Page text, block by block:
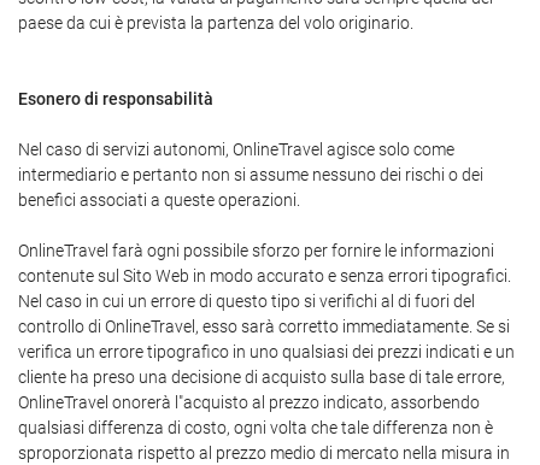
paese da cui è prevista la partenza del volo originario.
Esonero di responsabilità
Nel caso di servizi autonomi, OnlineTravel agisce solo come
intermediario e pertanto non si assume nessuno dei rischi o dei
benefici associati a queste operazioni.
OnlineTravel farà ogni possibile sforzo per fornire le informazioni
contenute sul Sito Web in modo accurato e senza errori tipografici.
Nel caso in cui un errore di questo tipo si verifichi al di fuori del
controllo di OnlineTravel, esso sarà corretto immediatamente. Se si
verifica un errore tipografico in uno qualsiasi dei prezzi indicati e un
cliente ha preso una decisione di acquisto sulla base di tale errore,
OnlineTravel onorerà l"acquisto al prezzo indicato, assorbendo
qualsiasi differenza di costo, ogni volta che tale differenza non è
sproporzionata rispetto al prezzo medio di mercato nella misura in